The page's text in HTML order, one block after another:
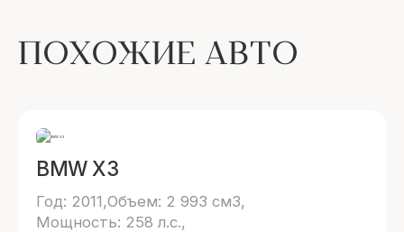
ПОХОЖИЕ АВТО
BMW X3
Год: 2011 Объем: 2 993 см3
Мощность: 258 л.с.